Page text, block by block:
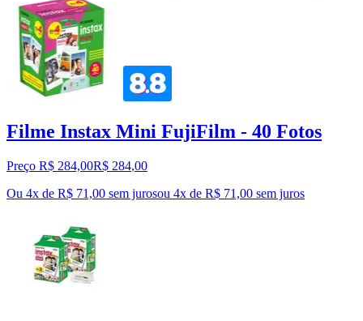
Filme Instax Mini FujiFilm - 40 Fotos
Preço R$ 284,00R$ 284,00
Ou 4x de R$ 71,00 sem jurosou 4x de R$ 71,00 sem juros